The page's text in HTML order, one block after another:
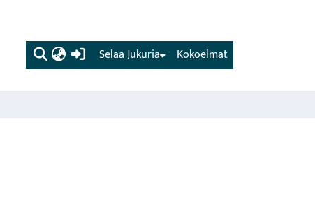
(current) Kokoelmat
Selaa Jukuria